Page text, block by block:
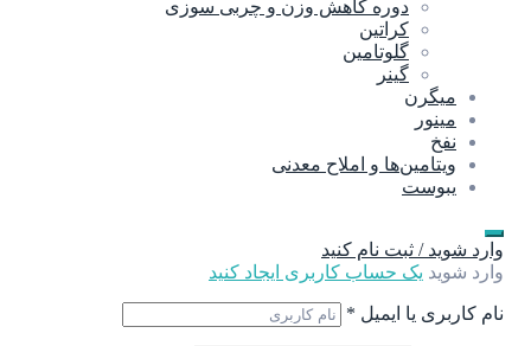
دوره کاهش وزن و چربی سوزی
کراتین
گلوتامین
گینر
میگرن
مینور
نفخ
ویتامین‌ها و املاح معدنی
یبوست
وارد شوید / ثبت نام کنید
وارد شوید یک حساب کاربری ایجاد کنید
نام کاربری یا ایمیل *